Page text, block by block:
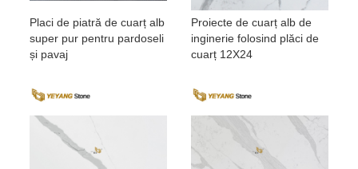
Placi de piatră de cuarț alb
super pur pentru pardoseli
și pavaj
Proiecte de cuarț alb de
inginerie folosind plăci de
cuarț 12X24